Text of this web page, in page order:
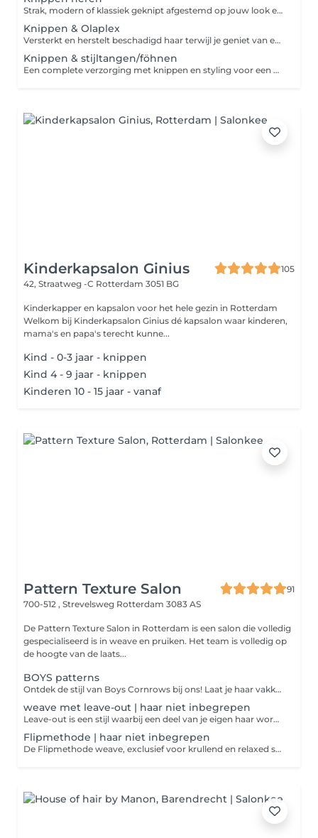
Strak, modern of klassiek geknipt afgestemd op jouw look en haartype.
Knippen & Olaplex
Versterkt en herstelt beschadigd haar terwijl je geniet van een professionele coupe.
Knippen & stijltangen/föhnen
Een complete verzorging met knippen en styling voor een prachtige finish.
Kinderkapsalon Ginius
105
42, Straatweg -C Rotterdam 3051 BG
Kinderkapper en kapsalon voor het hele gezin in Rotterdam
Welkom bij Kinderkapsalon Ginius dé kapsalon waar kinderen,
mama's en papa's terecht kunne...
Kind - 0-3 jaar - knippen
Kind 4 - 9 jaar - knippen
Kinderen 10 - 15 jaar - vanaf
Pattern Texture Salon
91
700-512 , Strevelsweg Rotterdam 3083 AS
De Pattern Texture Salon in Rotterdam is een salon die volledig
gespecialiseerd is in weave en pruiken. Het team is volledig op
de hoogte van de laats...
BOYS patterns
Ontdek de stijl van Boys Cornrows bij ons! Laat je haar vakkundig vlechten voor een frisse en unieke look. Boek nu je afspraak en ervaar een nieuwe dimensie van stijl en zelfvertrouwen!
weave met leave-out | haar niet inbegrepen
Leave-out is een stijl waarbij een deel van je eigen haar wordt gebruikt als scheiding en dekking voor de weave. Creëer een look met een midden- of schuine scheiding die je gemakkelijk in een laag staartje kunt dragen. Deze behandeling kan 1 tot maximaal 2 maanden meegaan wat houd deze behandeling in: vlechten, het gebruik van een weave netje voor bescherming en styling zoals stijlen of krullen van de weave. Houd rekening met onze regels voor een optimale ervaring. Boek nu voor een prachtige nieuwe look! Vergeet niet onze YouTube-video te bekijken voor meer tips: [Pattern Texture Vlog #5 Quimy en Amira](https://www.youtube.com/watch?v=sYHlez0C_dk&t=84s) Vergeet niet te liken en te abonneren! opzoek naar haar bundels, neem een kijkje op onze Referentie site https://lamourbundels.com/collections/pattern-texture-stock
Flipmethode | haar niet inbegrepen
De Flipmethode weave, exclusief voor krullend en relaxed straight weave, gebruikt uw eigen contour lijn aan de voorkant om de weave banen te bedekken. Dit creëert een look zonder scheiding, met een flip-effect van links naar rechts, perfect voor een speelse look. Deze behandeling biedt 1 tot 2 maanden plezier Onze regels zorgen voor een optimale ervaring: 1. Kom met schoon gewassen haar, zonder producten, vet of leave-in conditioner. 2. Was nieuwe/oude weaves grondig met shampoo en conditioner en vermijd oliën, Dreft of wasverzachter. 3. Bij te laat komen geldt een boete van 1 euro per minuut. 4. Gelieve geen kleine kinderen/volwassenen mee te nemen. 5. Zorg ervoor dat uw haar droog is bij uw bezoek. Voor meer tips, bekijk ons YouTube-filmpje: [Pattern Texture Vlog #5 Quimy en Amira](https://www.youtube.com/watch?v=sYHlez0C_dk&t=84s) Vergeet niet te liken en te abonneren! opzoek naar haar bundels, neem een kijkje op onze Referentie site https://lamourbundels.com/collections/pattern-texture-stock